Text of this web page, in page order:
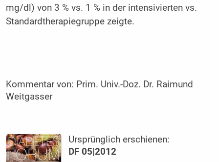
mg/dl) von 3 % vs. 1 % in der intensivierten vs.
Standardtherapiegruppe zeigte.
Kommentar von: Prim. Univ.-Doz. Dr. Raimund
Weitgasser
Ursprünglich erschienen:
DF 05|2012